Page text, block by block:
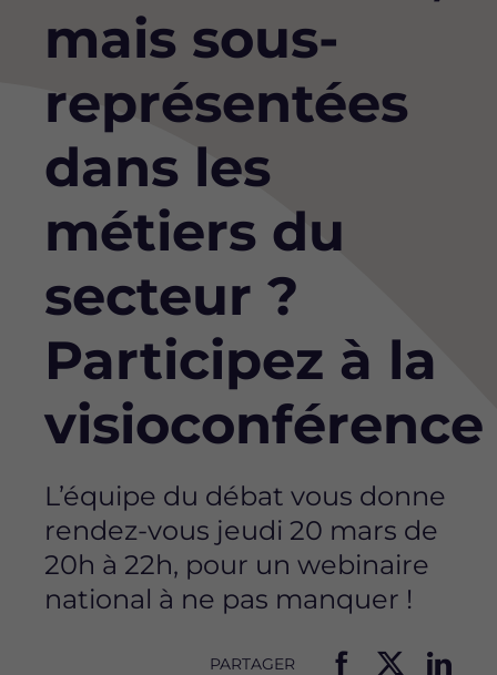
mais sous-
représentées
dans les
métiers du
secteur ?
Participez à la
visioconférence
L’équipe du débat vous donne
rendez-vous jeudi 20 mars de
20h à 22h, pour un webinaire
national à ne pas manquer !
PARTAGER